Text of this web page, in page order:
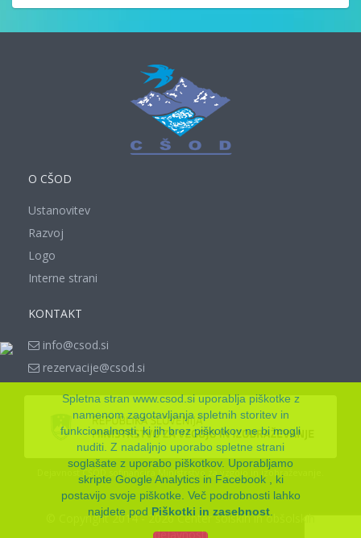
O CŠOD
Ustanovitev
Razvoj
Logo
Interne strani
KONTAKT
info@csod.si
rezervacije@csod.si
Dejavnost CŠOD sofinancira Ministrstvo za vzgojo in izobraževanje.
© Copyright 2014 - 2026 Center šolskih in obšolskih
dejavnosti
Spletna stran www.csod.si uporablja piškotke z
namenom zagotavljanja spletnih storitev in
funkcionalnosti, ki jih brez piškotkov ne bi mogli
nuditi. Z nadaljnjo uporabo spletne strani
soglašate z uporabo piškotkov. Uporabljamo
skripte Google Analytics in Facebook , ki
postavijo svoje piškotke. Več podrobnosti lahko
najdete pod Piškotki in zasebnost